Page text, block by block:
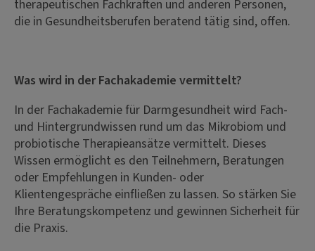
therapeutischen Fachkräften und anderen Personen,
die in Gesundheitsberufen beratend tätig sind, offen.
Was wird in der Fachakademie vermittelt?
In der Fachakademie für Darmgesundheit wird Fach-
und Hintergrundwissen rund um das Mikrobiom und
probiotische Therapieansätze vermittelt. Dieses
Wissen ermöglicht es den Teilnehmern, Beratungen
oder Empfehlungen in Kunden- oder
Klientengespräche einfließen zu lassen. So stärken Sie
Ihre Beratungskompetenz und gewinnen Sicherheit für
die Praxis.